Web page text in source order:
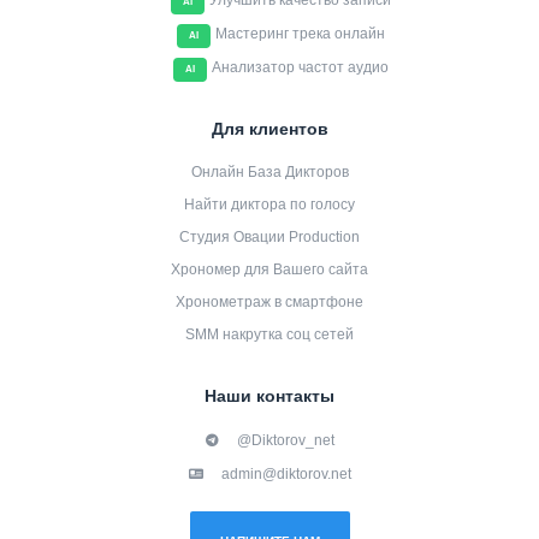
AI Мастеринг трека онлайн
AI Анализатор частот аудио
Для клиентов
Онлайн База Дикторов
Найти диктора по голосу
Студия Овации Production
Хрономер для Вашего сайта
Хронометраж в смартфоне
SMM накрутка соц сетей
Наши контакты
@Diktorov_net
admin@diktorov.net